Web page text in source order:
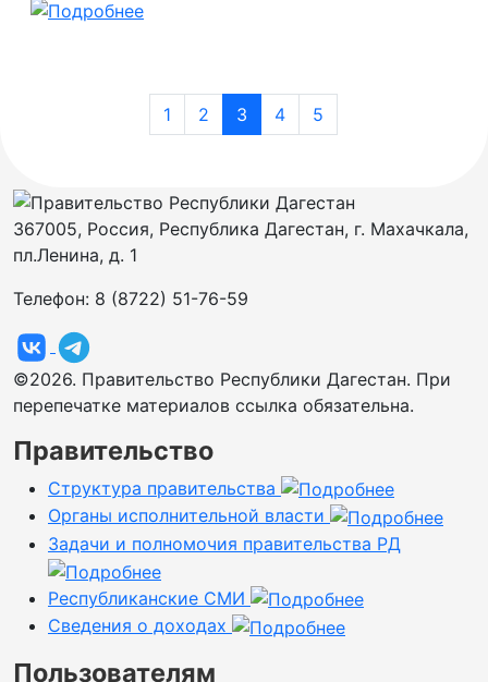
1 2 3 4 5
367005, Россия, Республика Дагестан, г. Махачкала,
пл.Ленина, д. 1
Телефон: 8 (8722) 51-76-59
©2026. Правительство Республики Дагестан. При
перепечатке материалов ссылка обязательна.
Правительство
Структура правительства
Органы исполнительной власти
Задачи и полномочия правительства РД
Республиканские СМИ
Сведения о доходах
Пользователям